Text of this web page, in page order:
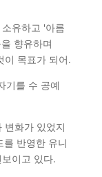
유하고 '아름
향유하며
이 목표가 되어.
기를 수 공예
변화가 있었지
반영한 유니
이고 있다.